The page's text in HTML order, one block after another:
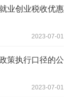
业创业税收优惠
2023-07-01
策执行口径的公
2023-07-01